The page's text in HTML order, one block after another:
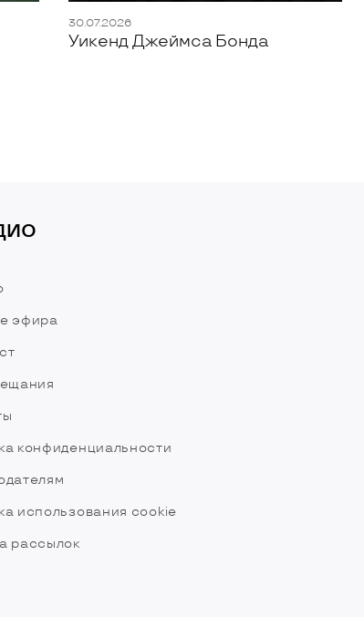
30.07.2026
Уикенд Джеймса Бонда
эфира
конфиденциальности
использования cookie
рассылок